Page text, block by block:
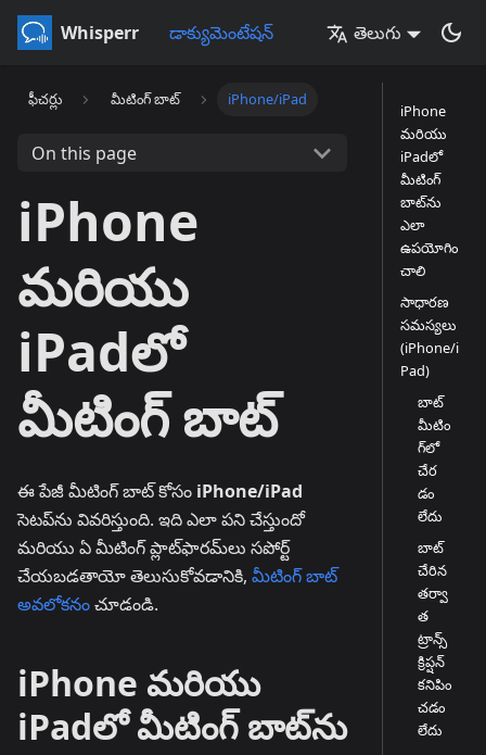
Whisperr డాక్యుమెంటేషన్ తెలుగు
ఫీచర్లు మీటింగ్ బాట్ iPhone/iPad
On this page
iPhone
మరియు
iPadలో
మీటింగ్ బాట్
ఈ పేజీ మీటింగ్ బాట్ కోసం iPhone/iPad
సెటప్‌ను వివరిస్తుంది. ఇది ఎలా పని చేస్తుందో
మరియు ఏ మీటింగ్ ప్లాట్‌ఫారమ్‌లు సపోర్ట్
చేయబడతాయో తెలుసుకోవడానికి, మీటింగ్ బాట్
అవలోకనంచూడండి.
iPhone మరియు
iPadలో మీటింగ్ బాట్‌ను
iPhone
మరియు
iPadలో
మీటింగ్
బాట్‌ను
ఎలా
ఉపయోగిం
చాలి
సాధారణ
సమస్యలు
(iPhone/i
Pad)
బాట్
మీటిం
గ్‌లో
చేర
డం
లేదు
బాట్
చేరిన
తర్వా
త
ట్రాన్స్‌
క్రిప్షన్
కనిపిం
చడం
లేదు